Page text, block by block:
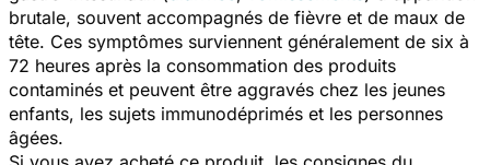
brutale, souvent accompagnés de fièvre et de maux de
tête. Ces symptômes surviennent généralement de six à
72 heures après la consommation des produits
contaminés et peuvent être aggravés chez les jeunes
enfants, les sujets immunodéprimés et les personnes
âgées.